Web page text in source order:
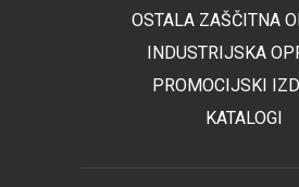
OSTALA ZAŠČITNA
INDUSTRIJSKA
PROMOCIJSKI
KATALOGI